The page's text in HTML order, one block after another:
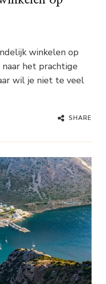
winkelen op
het prachtige
wil je niet te veel
SHARE